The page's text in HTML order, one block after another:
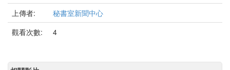
上傳者:
秘書室新聞中心
觀看次數:
4